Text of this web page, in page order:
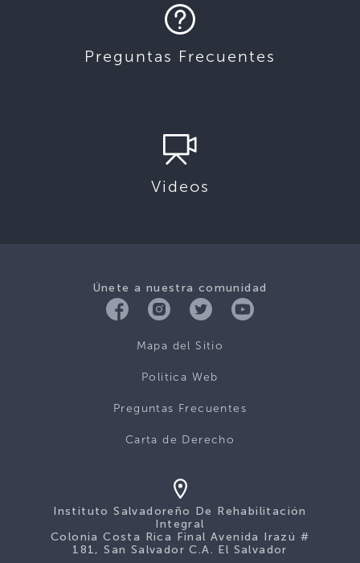
Preguntas Frecuentes
Videos
Únete a nuestra comunidad
Mapa del Sitio
Politica Web
Preguntas Frecuentes
Carta de Derecho
Instituto Salvadoreño De Rehabilitación
Integral
Colonia Costa Rica Final Avenida Irazú #
181, San Salvador C.A. El Salvador